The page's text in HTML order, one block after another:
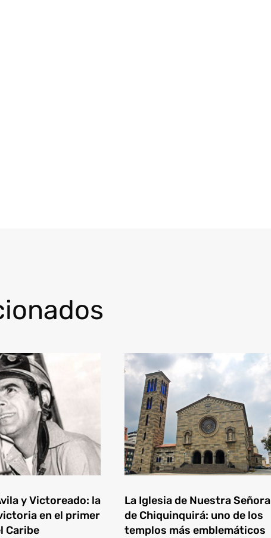
y Victoreado: la
en el primer
Caribe
La Iglesia de Nuestra Señora
de Chiquinquirá: uno de los
templos más emblemáticos